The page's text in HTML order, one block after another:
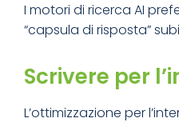
I motori di ricerca AI
“capsula di risposta”
Scrivere per
L’ottimizzazione per